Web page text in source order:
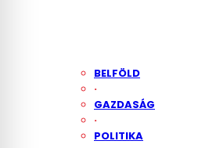
BELFÖLD
·
GAZDASÁG
·
POLITIKA